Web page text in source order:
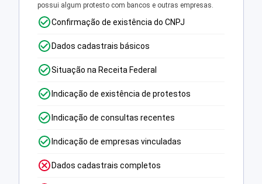
possui algum protesto com bancos e outras empresas.
Confirmação de existência do CNPJ
Dados cadastrais básicos
Situação na Receita Federal
Indicação de existência de protestos
Indicação de consultas recentes
Indicação de empresas vinculadas
Dados cadastrais completos